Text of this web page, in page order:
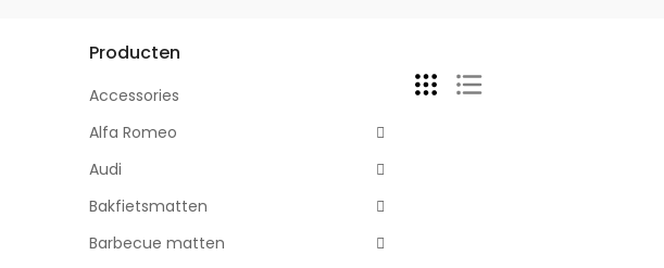
Producten
Accessories
Alfa Romeo
Audi
Bakfietsmatten
Barbecue matten